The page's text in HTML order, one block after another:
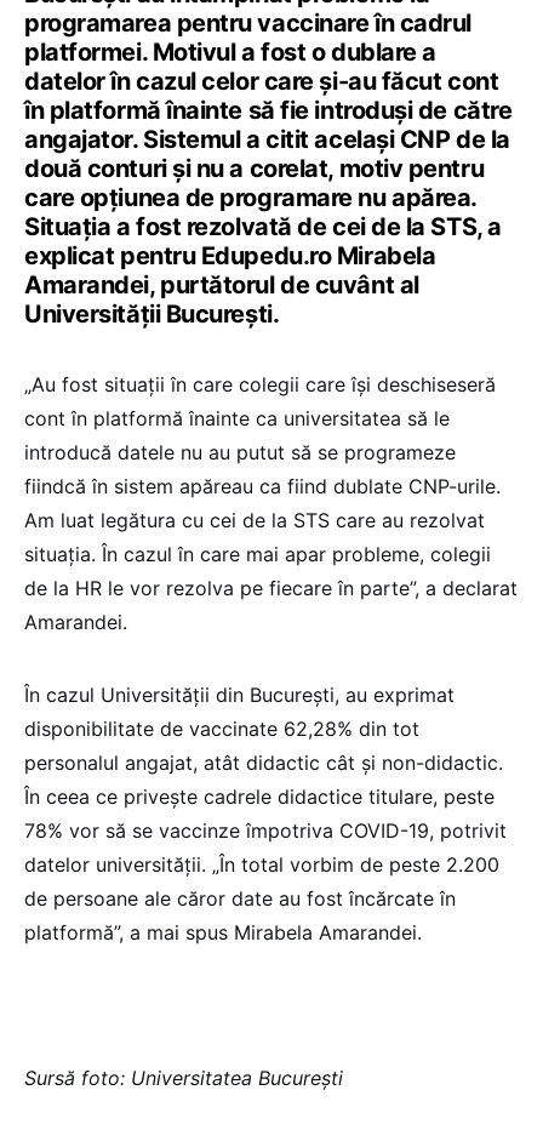
programarea pentru vaccinare în cadrul
platformei. Motivul a fost o dublare a
datelor în cazul celor care și-au făcut cont
în platformă înainte să fie introduși de către
angajator. Sistemul a citit același CNP de la
două conturi și nu a corelat, motiv pentru
care opțiunea de programare nu apărea.
Situația a fost rezolvată de cei de la STS, a
explicat pentru Edupedu.ro Mirabela
Amarandei, purtătorul de cuvânt al
Universității București.
„Au fost situații în care colegii care își deschiseseră
cont în platformă înainte ca universitatea să le
introducă datele nu au putut să se programeze
fiindcă în sistem apăreau ca fiind dublate CNP-urile.
Am luat legătura cu cei de la STS care au rezolvat
situația. În cazul în care mai apar probleme, colegii
de la HR le vor rezolva pe fiecare în parte”, a declarat
Amarandei.
În cazul Universității din București, au exprimat
disponibilitate de vaccinate 62,28% din tot
personalul angajat, atât didactic cât și non-didactic.
În ceea ce privește cadrele didactice titulare, peste
78% vor să se vaccinze împotriva COVID-19, potrivit
datelor universității. „În total vorbim de peste 2.200
de persoane ale căror date au fost încărcate în
platformă”, a mai spus Mirabela Amarandei.
Sursă foto: Universitatea București